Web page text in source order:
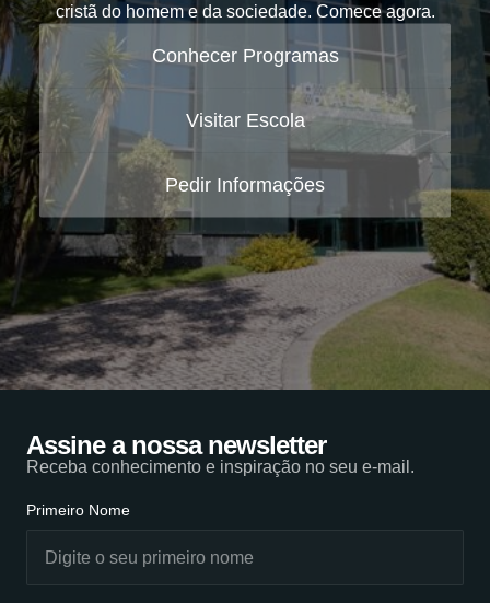
cristã do homem e da sociedade. Comece agora.
Conhecer Programas
Visitar Escola
Pedir Informações
Assine a nossa newsletter
Receba conhecimento e inspiração no seu e-mail.
Primeiro Nome